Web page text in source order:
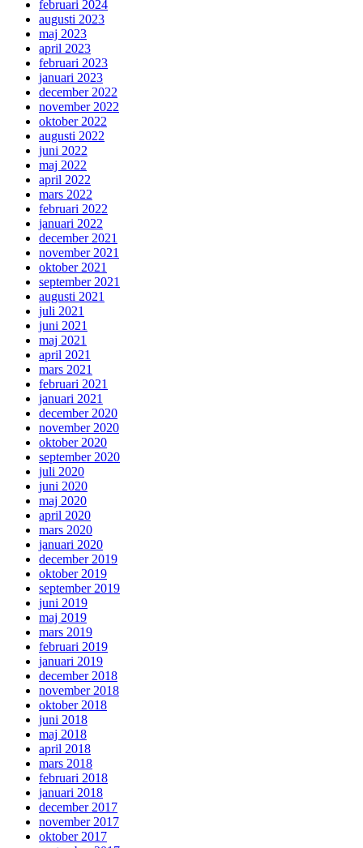
februari 2024
augusti 2023
maj 2023
april 2023
februari 2023
januari 2023
december 2022
november 2022
oktober 2022
augusti 2022
juni 2022
maj 2022
april 2022
mars 2022
februari 2022
januari 2022
december 2021
november 2021
oktober 2021
september 2021
augusti 2021
juli 2021
juni 2021
maj 2021
april 2021
mars 2021
februari 2021
januari 2021
december 2020
november 2020
oktober 2020
september 2020
juli 2020
juni 2020
maj 2020
april 2020
mars 2020
januari 2020
december 2019
oktober 2019
september 2019
juni 2019
maj 2019
mars 2019
februari 2019
januari 2019
december 2018
november 2018
oktober 2018
juni 2018
maj 2018
april 2018
mars 2018
februari 2018
januari 2018
december 2017
november 2017
oktober 2017